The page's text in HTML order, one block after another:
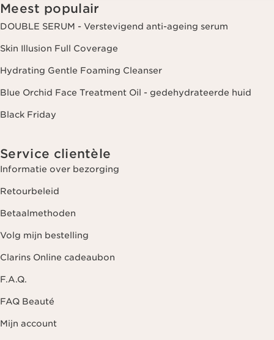
Meest populair
DOUBLE SERUM - Verstevigend anti-ageing serum
Skin Illusion Full Coverage
Hydrating Gentle Foaming Cleanser
Blue Orchid Face Treatment Oil - gedehydrateerde huid
Black Friday
Service clientèle
Informatie over bezorging
Retourbeleid
Betaalmethoden
Volg mijn bestelling
Clarins Online cadeaubon
F.A.Q.
FAQ Beauté
Mijn account